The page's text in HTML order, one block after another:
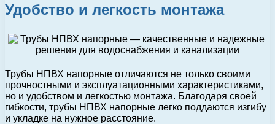
Удобство и легкость монтажа
Трубы НПВХ напорные отличаются не только своими
прочностными и эксплуатационными характеристиками,
но и удобством и легкостью монтажа. Благодаря своей
гибкости, трубы НПВХ напорные легко поддаются изгибу
и укладке на нужное расстояние.